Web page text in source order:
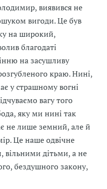
виявився не
вигоди. Це був
на широкий,
благодаті
на засушливу
краю. Нині,
у страшному вогні
вагу того
яку ми нині так
не лише земний, але й
Це наше одвічне
вільними дітьми, а не
бездушного закону,